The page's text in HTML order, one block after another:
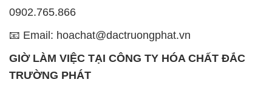
0902.765.866
📧 Email: hoachat@dactruongphat.vn
GIỜ LÀM VIỆC TẠI CÔNG TY HÓA CHẤT ĐẮC
TRƯỜNG PHÁT